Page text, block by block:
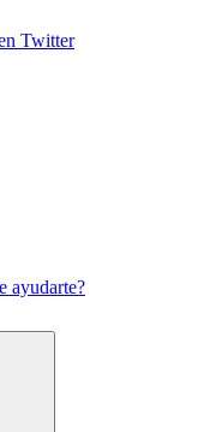
Twitter
ayudarte?